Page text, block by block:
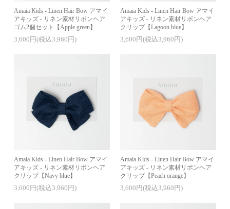
Amaia Kids - Linen Hair Bow アマイ
アキッズ - リネン素材リボンヘア
ゴム2個セット【Apple green】
3,600円(税込3,960円)
Amaia Kids - Linen Hair Bow アマイ
アキッズ - リネン素材リボンヘア
クリップ【Lagoon blue】
3,600円(税込3,960円)
Amaia Kids - Linen Hair Bow アマイ
アキッズ - リネン素材リボンヘア
クリップ【Navy blue】
3,600円(税込3,960円)
Amaia Kids - Linen Hair Bow アマイ
アキッズ - リネン素材リボンヘア
クリップ【Peach orange】
3,600円(税込3,960円)